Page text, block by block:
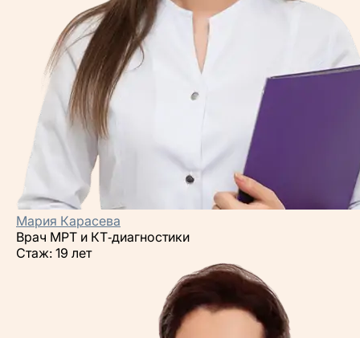
Мария Карасева
Врач МРТ и КТ‑диагностики
Стаж: 19 лет